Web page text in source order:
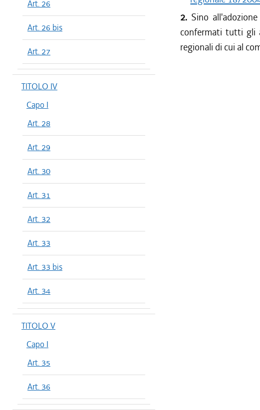
Art. 26
Art. 26 bis
Art. 27
TITOLO IV
Capo I
Art. 28
Art. 29
Art. 30
Art. 31
Art. 32
Art. 33
Art. 33 bis
Art. 34
TITOLO V
Capo I
Art. 35
Art. 36
2. Sino
confermati tutti gli
regionali di cui al